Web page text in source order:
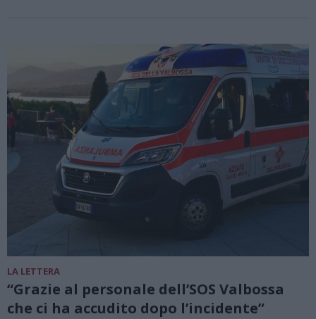
LA LETTERA
“Grazie al personale dell’SOS Valbossa
che ci ha accudito dopo l’incidente”